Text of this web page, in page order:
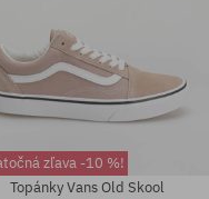
zľava -10 %!
Topánky Vans Old Skool